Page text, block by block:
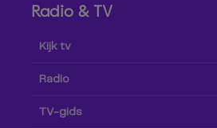
Radio & TV
Kijk tv
Radio
TV-gids